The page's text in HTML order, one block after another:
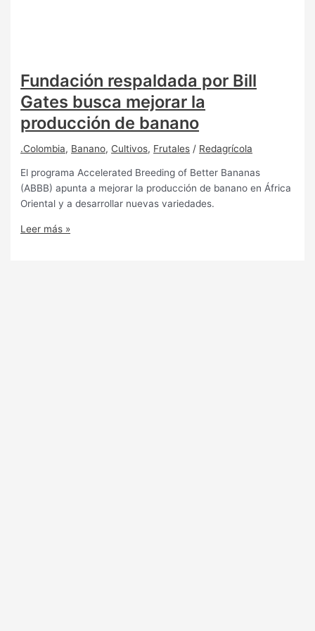
Fundación respaldada por Bill
Gates busca mejorar la
producción de banano
.Colombia, Banano, Cultivos, Frutales / Redagrícola
El programa Accelerated Breeding of Better Bananas
(ABBB) apunta a mejorar la producción de banano en África
Oriental y a desarrollar nuevas variedades.
Leer más »